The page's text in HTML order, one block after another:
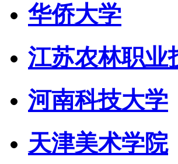
华侨大学
江苏农林职业
河南科技大学
天津美术学院